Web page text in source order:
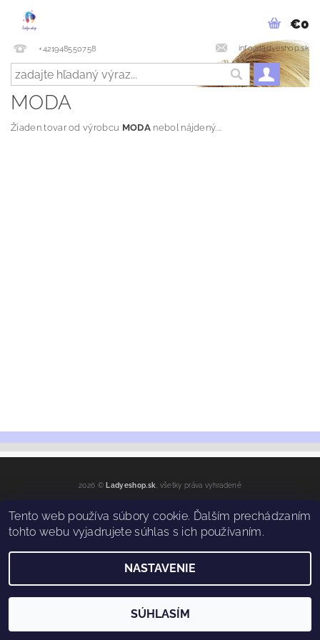
+421948550758 info@ladyeshop.sk
€0
MODA
Žiaden tovar od výrobcu MODAnebol nájdený....
2026 © Ladyeshop.sk , všetky práva vyhradené
Vytvoril Shoptet
Tento web používa súbory cookie. Ďalším prechádzaním
tohto webu vyjadrujete súhlas s ich používaním.
NASTAVENIE
SÚHLASÍM